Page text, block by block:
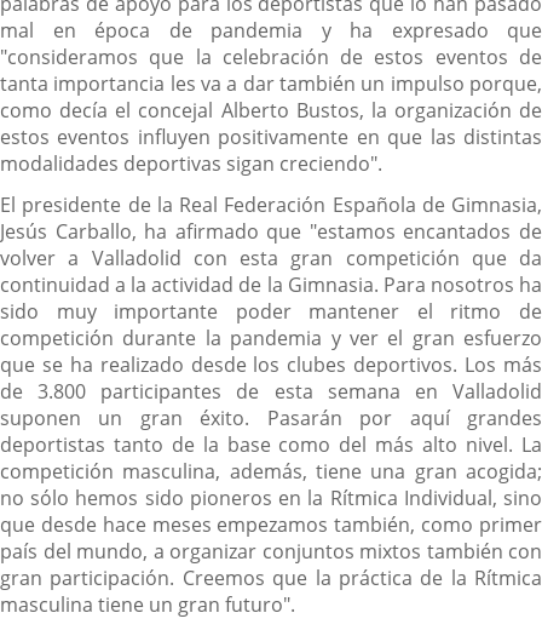
mal en época de pandemia y ha expresado que
"consideramos que la celebración de estos eventos de
tanta importancia les va a dar también un impulso porque,
como decía el concejal Alberto Bustos, la organización de
estos eventos influyen positivamente en que las distintas
modalidades deportivas sigan creciendo".
El presidente de la Real Federación Española de Gimnasia,
Jesús Carballo, ha afirmado que "estamos encantados de
volver a Valladolid con esta gran competición que da
continuidad a la actividad de la Gimnasia. Para nosotros ha
sido muy importante poder mantener el ritmo de
competición durante la pandemia y ver el gran esfuerzo
que se ha realizado desde los clubes deportivos. Los más
de 3.800 participantes de esta semana en Valladolid
suponen un gran éxito. Pasarán por aquí grandes
deportistas tanto de la base como del más alto nivel. La
competición masculina, además, tiene una gran acogida;
no sólo hemos sido pioneros en la Rítmica Individual, sino
que desde hace meses empezamos también, como primer
país del mundo, a organizar conjuntos mixtos también con
gran participación. Creemos que la práctica de la Rítmica
masculina tiene un gran futuro".